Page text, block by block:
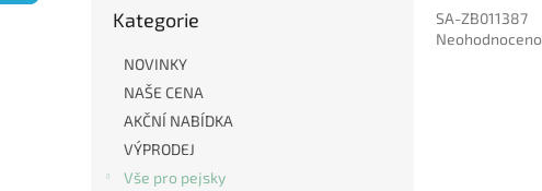
kategorie
Kategorie
NOVINKY
NAŠE CENA
AKČNÍ NABÍDKA
VÝPRODEJ
Vše pro pejsky
SA-ZB011387
Průměrné
Neohodnoceno